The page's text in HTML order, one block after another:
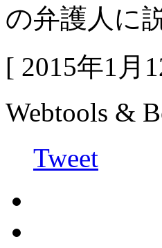
の弁護人に
[ 2015年1月
Webtools &
Tweet